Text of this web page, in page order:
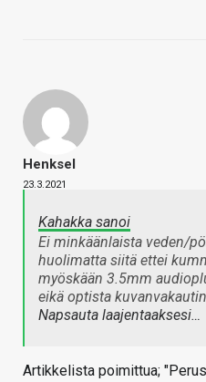
Henksel
23.3.2021
Kahakka sanoi
Ei minkäänlaista veden/
huolimatta siitä ettei
myöskään 3.5mm
eikä optista
Napsauta laajentaaksesi…
Artikkelista poimittua;